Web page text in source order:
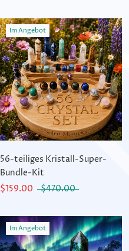
Im Angebot
56-teiliges Kristall-Super-
Bundle-Kit
$159.00
$470.00
Im Angebot